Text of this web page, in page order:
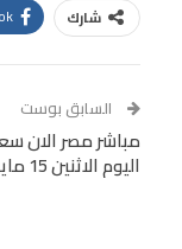
شارك
البريد الإلكتروني
Digg
السابق بوست
مباشر مصر الان
اليوم الاثنين 15 مايو 2023